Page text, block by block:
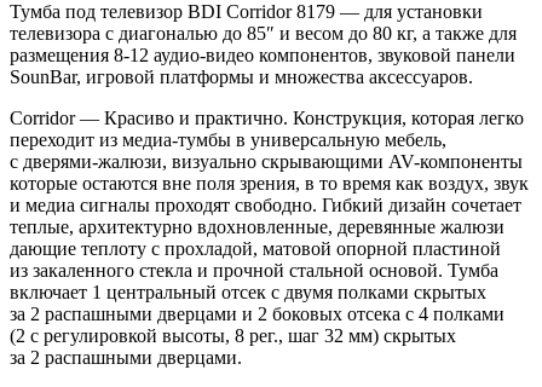
Тумба под телевизор BDI Corridor 8179 — для установки
телевизора с диагональю до 85″ и весом до 80 кг, а также для
размещения 8-12 аудио-видео компонентов, звуковой панели
SounBar, игровой платформы и множества аксессуаров.
Corridor — Красиво и практично. Конструкция, которая легко
переходит из медиа-тумбы в универсальную мебель,
с дверями-жалюзи, визуально скрывающими AV-компоненты
которые остаются вне поля зрения, в то время как воздух, звук
и медиа сигналы проходят свободно. Гибкий дизайн сочетает
теплые, архитектурно вдохновленные, деревянные жалюзи
дающие теплоту с прохладой, матовой опорной пластиной
из закаленного стекла и прочной стальной основой. Тумба
включает 1 центральный отсек с двумя полками скрытых
за 2 распашными дверцами и 2 боковых отсека с 4 полками
(2 с регулировкой высоты, 8 рег., шаг 32 мм) скрытых
за 2 распашными дверцами.